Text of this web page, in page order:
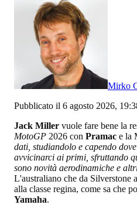
Mirko
Pubblicato il 6 agosto 2026,
Jack Miller vuole fare bene la
MotoGP 2026 con Pramac e la
dati, studiandolo e capendo
avvicinarci ai primi, sfruttando
sono novità aerodinamiche e
L'australiano che da Silverstone
alla classe regina, come sa che
Yamaha.